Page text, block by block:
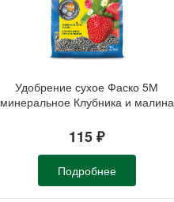
Удобрение сухое Фаско 5М
минеральное Клубника и малина
115 ₽
Подробнее